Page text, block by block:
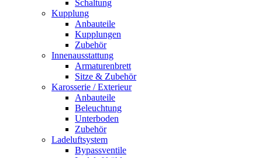
Schaltung
Kupplung
Anbauteile
Kupplungen
Zubehör
Innenausstattung
Armaturenbrett
Sitze & Zubehör
Karosserie / Exterieur
Anbauteile
Beleuchtung
Unterboden
Zubehör
Ladeluftsystem
Bypassventile